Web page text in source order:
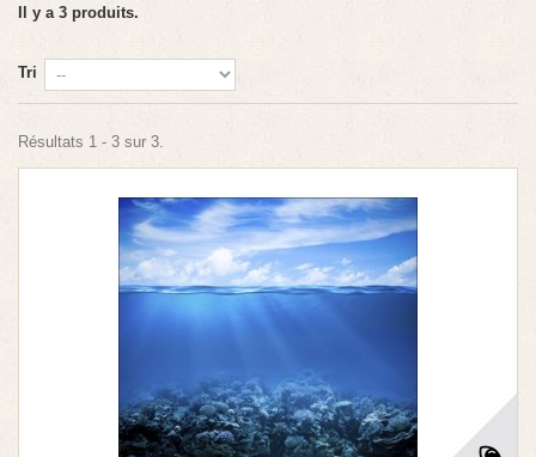
Il y a 3 produits.
Tri
Résultats 1 - 3 sur 3.